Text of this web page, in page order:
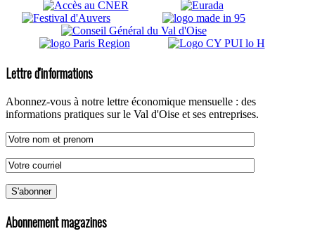
Lettre d'informations
Abonnez-vous à notre lettre économique mensuelle : des
informations pratiques sur le Val d'Oise et ses entreprises.
Abonnement magazines